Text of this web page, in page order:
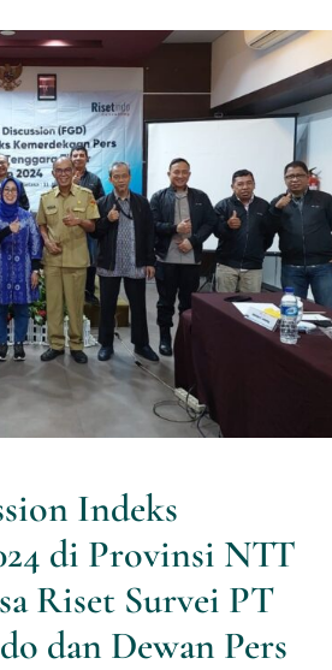
Indeks Kemerdekaan
Dilaksanakan oleh
Multi Utama Risetindo
Pers
News
Indeks
di Provinsi NTT
Riset Survei PT
dan Dewan Pers